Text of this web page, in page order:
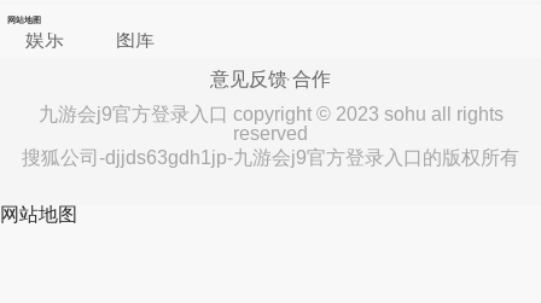
网站地图
娱乐
图库
意见反馈 合作
九游会j9官方登录入口 copyright © 2023 sohu all rights
reserved
搜狐公司-djjds63gdh1jp-九游会j9官方登录入口的版权所有
网站地图